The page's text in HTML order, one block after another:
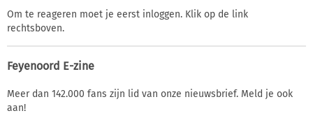
Om te reageren moet je eerst inloggen. Klik op de link
rechtsboven.
Feyenoord E-zine
Meer dan 142.000 fans zijn lid van onze nieuwsbrief. Meld je ook
aan!